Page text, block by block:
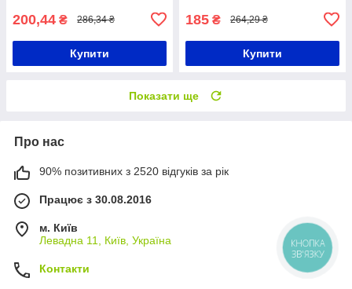
200,44 ₴ 286,34 ₴
Купити
185 ₴ 264,29 ₴
Купити
Показати ще
Про нас
90% позитивних з 2520 відгуків за рік
Працює з 30.08.2016
м. Київ
Левадна 11, Київ, Україна
Контакти
КНОПКА
ЗВ'ЯЗКУ